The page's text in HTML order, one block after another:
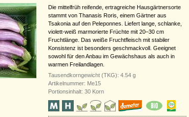
Die mittelfrüh reifende, ertragreiche Hausgärtnersorte
stammt von Thanasis Roris, einem Gärtner aus
Tsakonia auf den Peleponnes. Liefert lange, schlanke,
violett-weiß marmorierte Früchte mit 20–30 cm
Fruchtlänge. Das weiße Fruchtfleisch mit stabiler
Konsistenz ist besonders geschmackvoll. Geeignet
sowohl für den Anbau im Gewächshaus als auch in
warmen Freilandlagen.
Tausendkorngewicht (TKG): 4.54 g
Artikelnummer: Me15
Portionsinhalt: 30 Korn